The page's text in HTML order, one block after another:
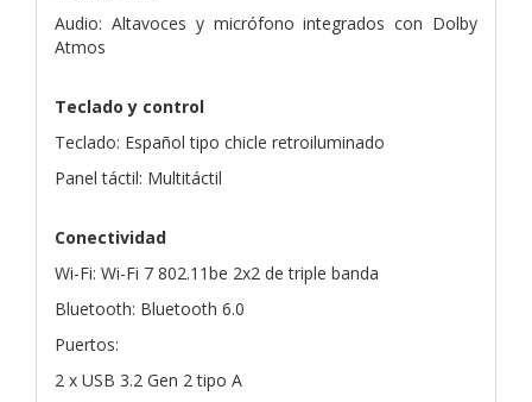
Audio: Altavoces y micrófono integrados con Dolby
Atmos
Teclado y control
Teclado: Español tipo chicle retroiluminado
Panel táctil: Multitáctil
Conectividad
Wi-Fi: Wi-Fi 7 802.11be 2x2 de triple banda
Bluetooth: Bluetooth 6.0
Puertos:
2 x USB 3.2 Gen 2 tipo A